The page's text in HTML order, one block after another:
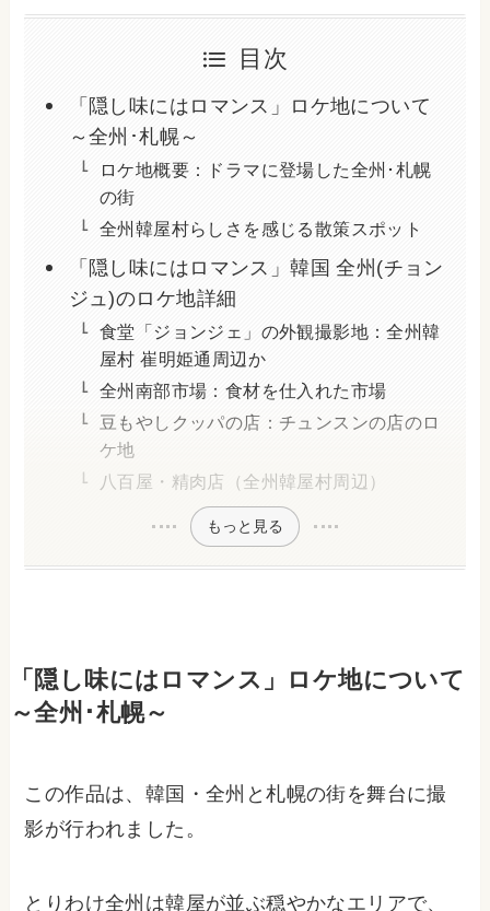
目次
「隠し味にはロマンス」ロケ地について
～全州･札幌～
ロケ地概要：ドラマに登場した全州･札幌
の街
全州韓屋村らしさを感じる散策スポット
「隠し味にはロマンス」韓国 全州(チョン
ジュ)のロケ地詳細
食堂「ジョンジェ」の外観撮影地：全州韓
屋村 崔明姫通周辺か
全州南部市場：食材を仕入れた市場
豆もやしクッパの店：チュンスンの店のロ
ケ地
八百屋・精肉店（全州韓屋村周辺）
もっと見る
「隠し味にはロマンス」ロケ地について
～全州･札幌～
この作品は、韓国・全州と札幌の街を舞台に撮
影が行われました。
とりわけ全州は韓屋が並ぶ穏やかなエリアで、